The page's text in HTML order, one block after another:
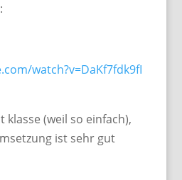
watch?v=DaKf7fdk9fI
klasse (weil so einfach),
ist sehr gut